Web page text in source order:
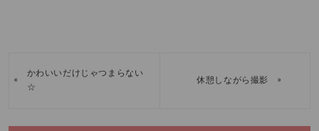
«
かわいいだけじゃつまらない
☆
休憩しながら撮影 »